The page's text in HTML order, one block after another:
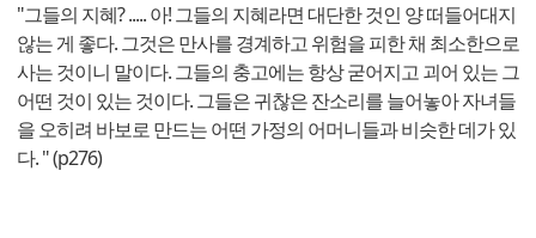
"그들의 지혜? ..... 아! 그들의 지혜라면 대단한 것인 양 떠들어대지
않는 게 좋다. 그것은 만사를 경계하고 위험을 피한 채 최소한으로
사는 것이니 말이다. 그들의 충고에는 항상 굳어지고 괴어 있는 그
어떤 것이 있는 것이다. 그들은 귀찮은 잔소리를 늘어놓아 자녀들
을 오히려 바보로 만드는 어떤 가정의 어머니들과 비슷한 데가 있
다. " (p276)